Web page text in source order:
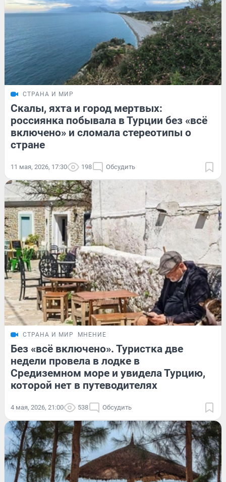
СТРАНА И МИР
Скалы, яхта и город мертвых:
россиянка побывала в Турции без «всё
включено» и сломала стереотипы о
стране
11 мая, 2026, 17:30 198 Обсудить
СТРАНА И МИР МНЕНИЕ
Без «всё включено». Туристка две
недели провела в лодке в
Средиземном море и увидела Турцию,
которой нет в путеводителях
4 мая, 2026, 21:00 538 Обсудить